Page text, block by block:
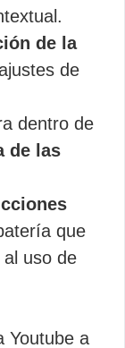
de la
de
dentro de
de las
que
al uso de
Youtube a